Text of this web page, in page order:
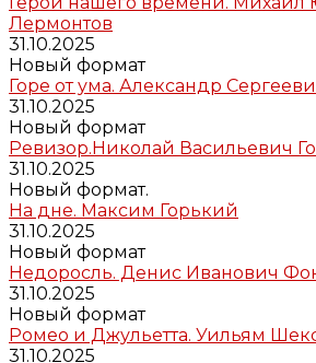
Лермонтов
31.10.2025
Новый формат
Горе от ума. Александр
31.10.2025
Новый формат
Ревизор.Николай Васильевич
31.10.2025
Новый формат.
На дне. Максим Горький
31.10.2025
Новый формат
Недоросль. Денис Иванович
31.10.2025
Новый формат
Ромео и Джульетта. Уильям
31.10.2025